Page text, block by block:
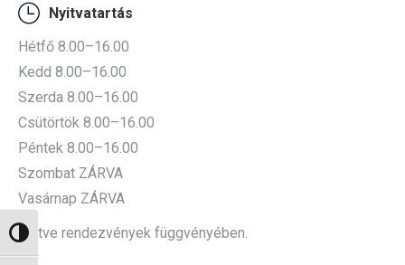
Nagy kontraszt váltása
Nyitvatartás
Hétfő 8.00–16.00
Kedd 8.00–16.00
Szerda 8.00–16.00
Csütörtök 8.00–16.00
Péntek 8.00–16.00
Szombat ZÁRVA
Vasárnap ZÁRVA
Illetve rendezvények függvényében.